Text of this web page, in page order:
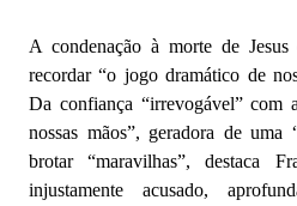
A condenação à morte de
recordar “o jogo dramático de
Da confiança “irrevogável” com
nossas mãos”, geradora de uma
brotar “maravilhas”, destaca
injustamente acusado,